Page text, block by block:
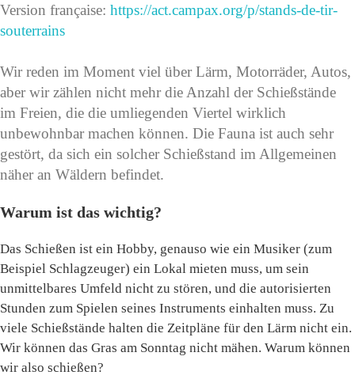
Version française: https://act.campax.org/p/stands-de-tir-
souterrains
Wir reden im Moment viel über Lärm, Motorräder, Autos,
aber wir zählen nicht mehr die Anzahl der Schießstände
im Freien, die die umliegenden Viertel wirklich
unbewohnbar machen können. Die Fauna ist auch sehr
gestört, da sich ein solcher Schießstand im Allgemeinen
näher an Wäldern befindet.
Warum ist das wichtig?
Das Schießen ist ein Hobby, genauso wie ein Musiker (zum
Beispiel Schlagzeuger) ein Lokal mieten muss, um sein
unmittelbares Umfeld nicht zu stören, und die autorisierten
Stunden zum Spielen seines Instruments einhalten muss. Zu
viele Schießstände halten die Zeitpläne für den Lärm nicht ein.
Wir können das Gras am Sonntag nicht mähen. Warum können
wir also schießen?